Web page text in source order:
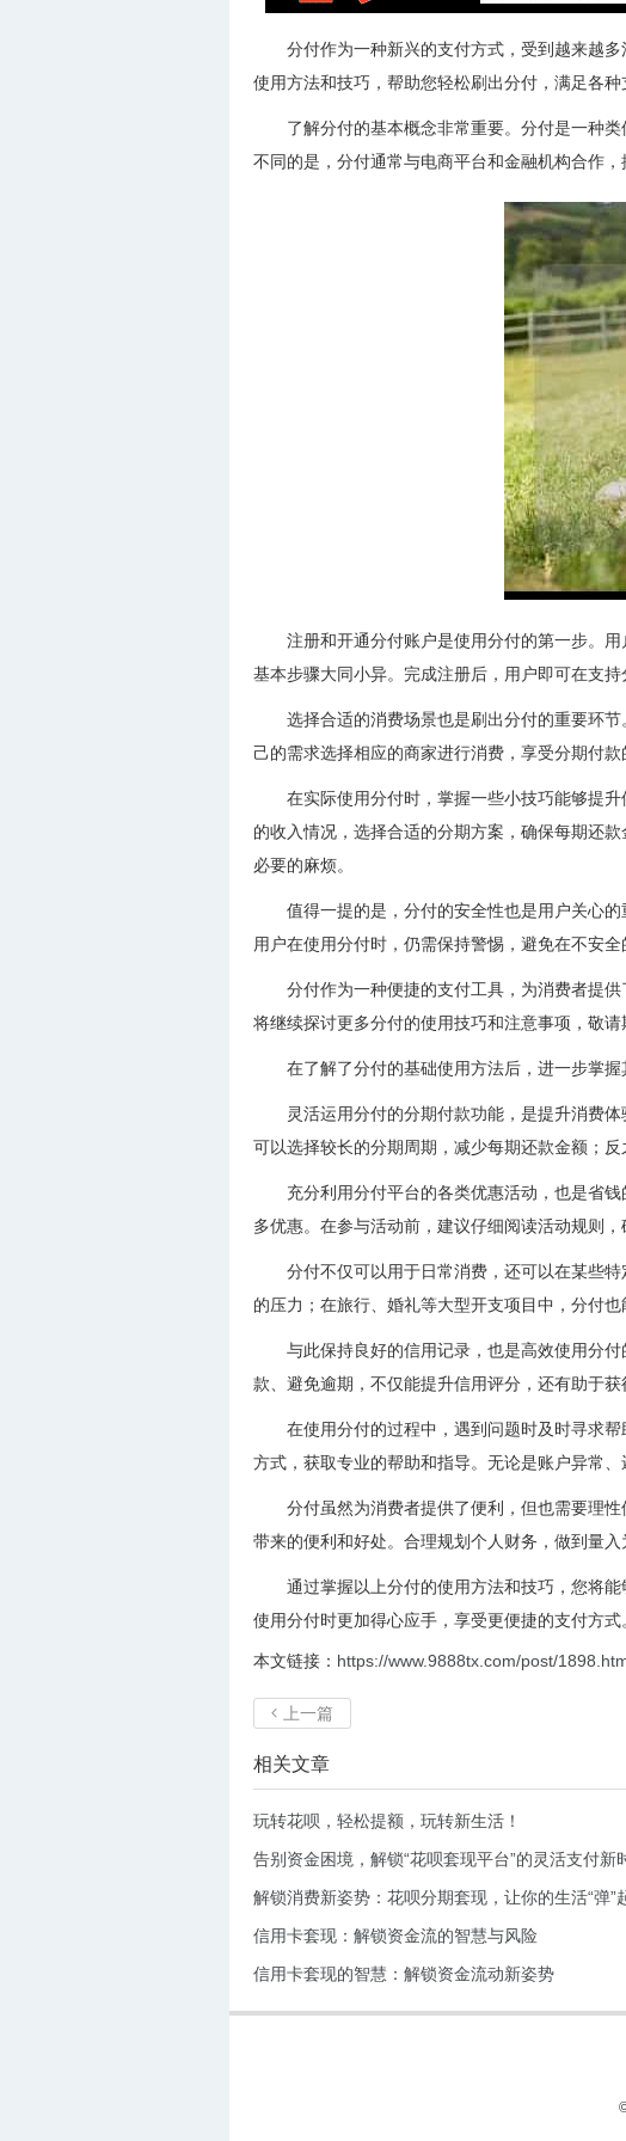
分付作为一种新兴的支付方式，受到越来越
使用方法和技巧，帮助您轻松刷出分付，满足各种
了解分付的基本概念非常重要。分付是一种
不同的是，分付通常与电商平台和金融机构合作，
注册和开通分付账户是使用分付的第一步。
基本步骤大同小异。完成注册后，用户即可在支持
选择合适的消费场景也是刷出分付的重要环
己的需求选择相应的商家进行消费，享受分期付
在实际使用分付时，掌握一些小技巧能够提
的收入情况，选择合适的分期方案，确保每期还
必要的麻烦。
值得一提的是，分付的安全性也是用户关心
用户在使用分付时，仍需保持警惕，避免在不安
分付作为一种便捷的支付工具，为消费者提
将继续探讨更多分付的使用技巧和注意事项，敬请
在了解了分付的基础使用方法后，进一步掌
灵活运用分付的分期付款功能，是提升消费
可以选择较长的分期周期，减少每期还款金额；
充分利用分付平台的各类优惠活动，也是省
多优惠。在参与活动前，建议仔细阅读活动规则，
分付不仅可以用于日常消费，还可以在某些
的压力；在旅行、婚礼等大型开支项目中，分付
与此保持良好的信用记录，也是高效使用分
款、避免逾期，不仅能提升信用评分，还有助于
在使用分付的过程中，遇到问题时及时寻求
方式，获取专业的帮助和指导。无论是账户异常
分付虽然为消费者提供了便利，但也需要理
带来的便利和好处。合理规划个人财务，做到量入
通过掌握以上分付的使用方法和技巧，您将
使用分付时更加得心应手，享受更便捷的支付方式
本文链接： https://www.9888tx.com/post/
 上一篇
相关文章
玩转花呗，轻松提额，玩转新生活！
告别资金困境，解锁“花呗套现平台”的灵活支付新
解锁消费新姿势：花呗分期套现，让你的生活“弹”
信用卡套现：解锁资金流的智慧与风险
信用卡套现的智慧：解锁资金流动新姿势